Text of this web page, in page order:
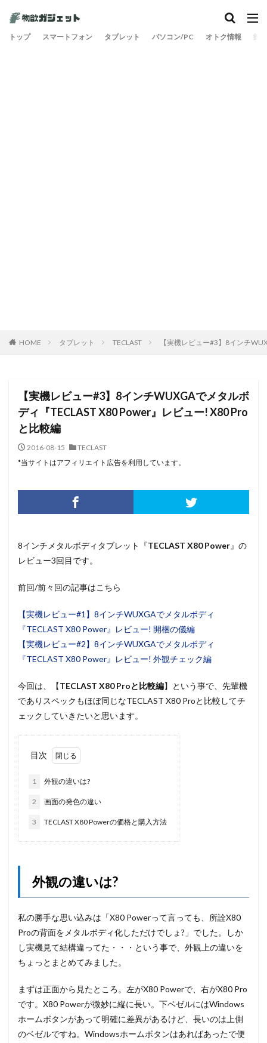
トップ スマートフォン タブレット パソコン/PC オトク情報 旅
HOME タブレット TECLAST 【実機レビュー#3】8インチ
【実機レビュー#3】8インチWUXGAでメタルボ
ディ『TECLAST X80 Power』レビュー! X80 Pro
と比較編
2016-08-15
TECLAST
*当サイトはアフィリエイト広告を利用しています。
8インチメタルボディタブレット『TECLAST X80 Power』の
レビュー3回目です。
前回/前々回の記事はこちら
【実機レビュー#1】8インチWUXGAでメタルボディ
『TECLAST X80 Power』レビュー! 開梱の儀編
【実機レビュー#2】8インチWUXGAでメタルボディ
『TECLAST X80 Power』レビュー! 外観チェック編
今回は、【TECLAST X80 Proと比較編】という事で、先輩機
でありスペックもほぼ同じなTECLAST X80 Proと比較してチ
ェックしていきたいと思います。
目次
1 外観の違いは?
2 画面の発色の違い
3 TECLAST X80 Powerの価格と購入方法
外観の違いは?
私の勝手な思い込みは「X80 Powerって言っても、所詮X80
Proの背面をメタルボディ化しただけでしょ?」でした。しか
し実機見て結構違ってた・・・という事で、外観上の違いを
ちょっとまとめてみました。
まずは正面から見たところ。左がX80 Powerで、右がX80 Pro
です。X80 Powerが微妙に縦に長い。下ベゼルにはWindows
ホームボタンがあって明確に差異があるけど、長いのは上側
のベゼルですね。Windowsホームボタンはあればあったで便
カテゴリー